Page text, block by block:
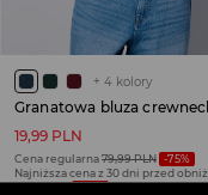
+ 4 kolory
19,99 PLN
Cena regularna79,99 PLN -75%
Najniższa cena z 30 dni przed
29,99 PLN -33%